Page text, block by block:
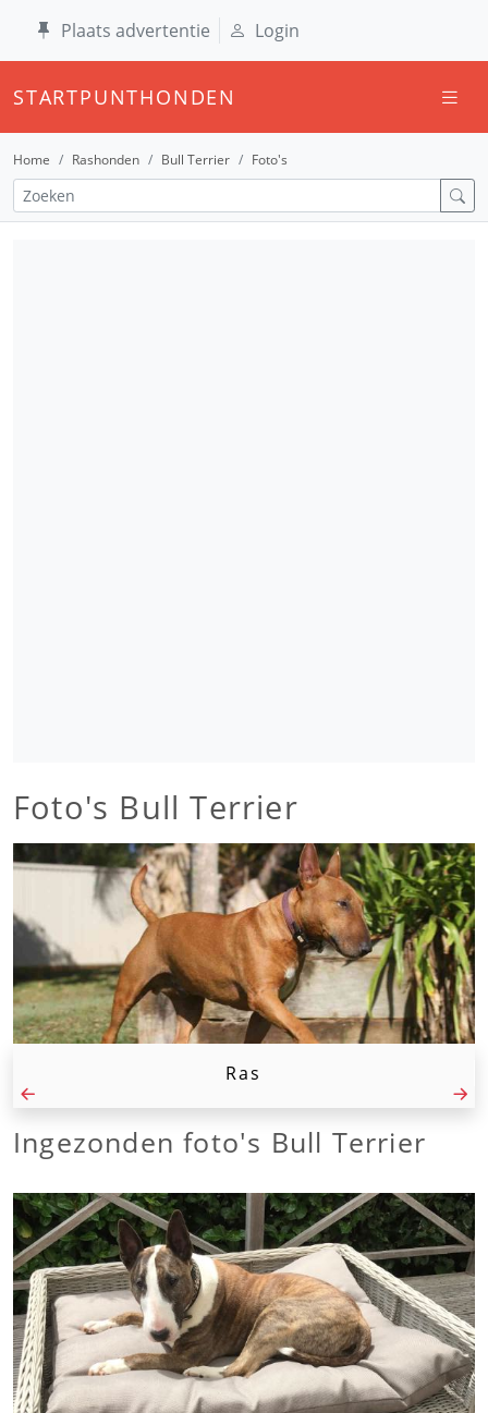
Plaats advertentie Login
STARTPUNTHONDEN
Home Rashonden Bull Terrier Foto's
Foto's Bull Terrier
Ras
Ingezonden foto's Bull Terrier